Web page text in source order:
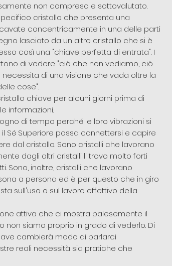
non compreso e sottovalutato.
cristallo che presenta una
concentricamente in una delle parti
lasciato da un altro cristallo che si è
così una "chiave perfetta di entrata". I
di vedere "ciò che non vediamo, ciò
di una visione che vada oltre la
cose".
chiave per alcuni giorni prima di
informazioni.
di tempo perché le loro vibrazioni si
Sé Superiore possa connettersi e capire
dal cristallo. Sono cristalli che lavorano
dagli altri cristalli li trovo molto forti
Sono, inoltre, cristalli che lavorano
a persona ed è per questo che in giro
sull'uso o sul lavoro effettivo della
attiva che ci mostra palesemente il
siamo proprio in grado di vederlo. Di
cambierà modo di parlarci
reali necessità sia pratiche che